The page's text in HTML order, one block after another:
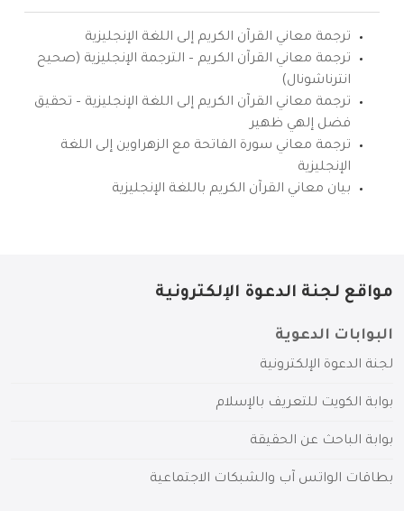
ترجمة معاني القرآن الكريم إلى اللغة الإنجليزية
ترجمة معاني القرآن الكريم – الترجمة الإنجليزية (صحيح
انترناشونال)
ترجمة معاني القرآن الكريم إلى اللغة الإنجليزية – تحقيق
فضل إلهي ظهير
ترجمة معاني سورة الفاتحة مع الزهراوين إلى اللغة
الإنجليزية
بيان معاني القرآن الكريم باللغة الإنجليزية
مواقع لجنة الدعوة الإلكترونية
البوابات الدعوية
لجنة الدعوة الإلكترونية
بوابة الكويت للتعريف بالإسلام
بوابة الباحث عن الحقيقة
بطاقات الواتس آب والشبكات الاجتماعية